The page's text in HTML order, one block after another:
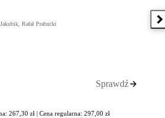
Rafał Prabucki
Sprawdź
267,30 zł | Cena regularna: 297,00 zł